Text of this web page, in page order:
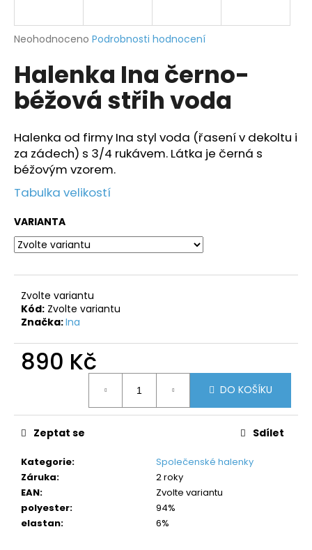
Průměrné
produktu
je
0,0
hvězdiček.
Neohodnoceno Podrobnosti hodnocení
Halenka Ina černo-
béžová střih voda
Halenka od firmy Ina styl voda (řasení v dekoltu i
za zádech) s 3/4 rukávem. Látka je černá s
béžovým vzorem.
Tabulka velikostí
VARIANTA
Zvolte variantu
Kód: Zvolte variantu
Značka:Ina
890 Kč
DO KOŠÍKU
Kategorie:
Společenské halenky
Záruka:
2 roky
EAN:
Zvolte variantu
polyester:
94%
elastan: 6%
Zeptat se Sdílet
j
t
?
HLEDAT
D
o
p
u
č
u
j
m